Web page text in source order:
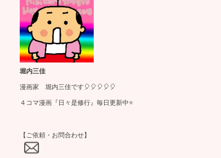
堀内三佳
漫画家 堀内三佳です🎈🎈🎈🎈🎈
４コマ漫画『日々是修行』毎日更新中⭐️
【ご依頼・お問合わせ】